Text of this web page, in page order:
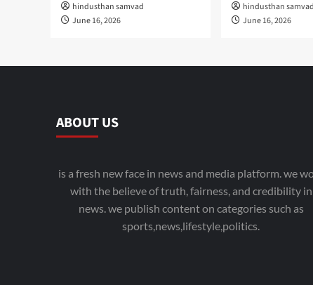
hindusthan samvad
June 16, 2026
hindusthan samvad
June 16, 2026
ABOUT US
is a fresh new face in news and media platform. we
with the believe of truth, fairness, and credibility in
news. we publish content on categories such as
sports,news,lifestyle,politics.